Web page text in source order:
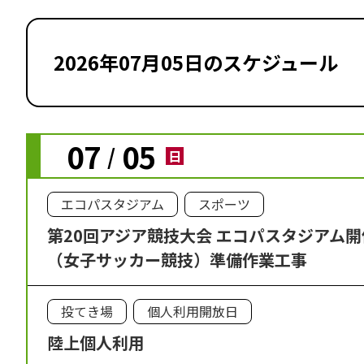
2026年07月05日のスケジュール
07 / 05 日
エコパスタジアム スポーツ
第20回アジア競技大会 エコパスタジアム
（女子サッカー競技）準備作業工事
投てき場 個人利用開放日
陸上個人利用